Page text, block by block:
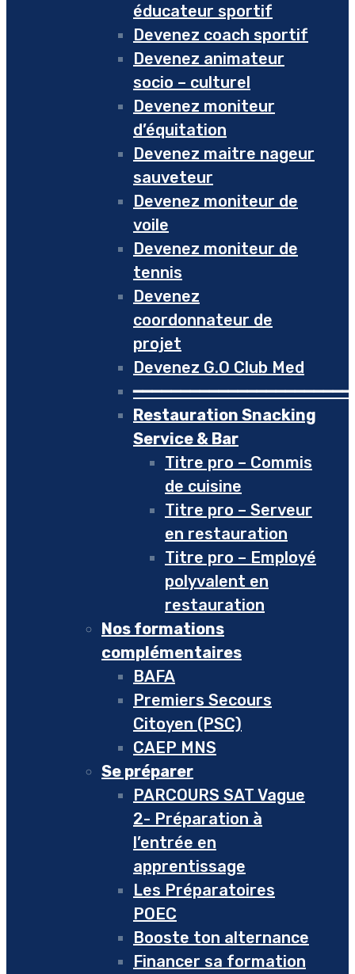
éducateur sportif
Devenez coach sportif
Devenez animateur
socio – culturel
Devenez moniteur
d’équitation
Devenez maitre nageur
sauveteur
Devenez moniteur de
voile
Devenez moniteur de
tennis
Devenez
coordonnateur de
projet
Devenez G.O Club Med
Restauration Snacking
Service & Bar
Titre pro – Commis
de cuisine
Titre pro – Serveur
en restauration
Titre pro – Employé
polyvalent en
restauration
Nos formations
complémentaires
BAFA
Premiers Secours
Citoyen (PSC)
CAEP MNS
Se préparer
PARCOURS SAT Vague
2- Préparation à
l’entrée en
apprentissage
Les Préparatoires
POEC
Booste ton alternance
Financer sa formation